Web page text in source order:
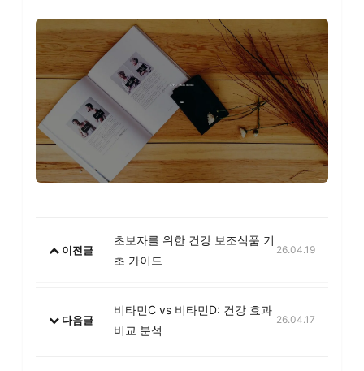
이전글
초보자를 위한 건강 보조식품 기
초 가이드
26.04.19
다음글
비타민C vs 비타민D: 건강 효과
비교 분석
26.04.17